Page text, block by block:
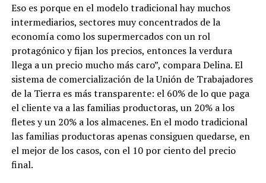
Eso es porque en el modelo tradicional hay muchos
intermediarios, sectores muy concentrados de la
economía como los supermercados con un rol
protagónico y fijan los precios, entonces la verdura
llega a un precio mucho más caro”, compara Delina. El
sistema de comercialización de la Unión de Trabajadores
de la Tierra es más transparente: el 60% de lo que paga
el cliente va a las familias productoras, un 20% a los
fletes y un 20% a los almacenes. En el modo tradicional
las familias productoras apenas consiguen quedarse, en
el mejor de los casos, con el 10 por ciento del precio
final.